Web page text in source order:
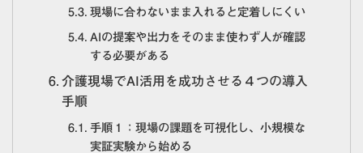
現場に合わないまま入れると定着しにくい
AIの提案や出力をそのまま使わず人が確認
する必要がある
介護現場でAI活用を成功させる４つの導入
手順
手順１：現場の課題を可視化し、小規模な
実証実験から始める